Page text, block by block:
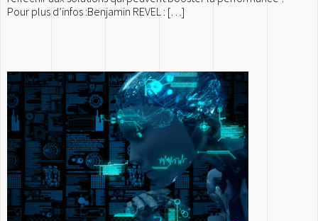
Pour plus d’infos :Benjamin REVEL : […]